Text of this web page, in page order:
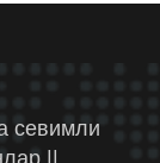
севимли
||